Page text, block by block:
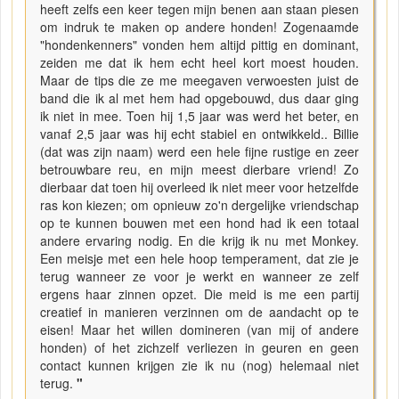
heeft zelfs een keer tegen mijn benen aan staan piesen
om indruk te maken op andere honden! Zogenaamde
"hondenkenners" vonden hem altijd pittig en dominant,
zeiden me dat ik hem echt heel kort moest houden.
Maar de tips die ze me meegaven verwoesten juist de
band die ik al met hem had opgebouwd, dus daar ging
ik niet in mee. Toen hij 1,5 jaar was werd het beter, en
vanaf 2,5 jaar was hij echt stabiel en ontwikkeld.. Billie
(dat was zijn naam) werd een hele fijne rustige en zeer
betrouwbare reu, en mijn meest dierbare vriend! Zo
dierbaar dat toen hij overleed ik niet meer voor hetzelfde
ras kon kiezen; om opnieuw zo'n dergelijke vriendschap
op te kunnen bouwen met een hond had ik een totaal
andere ervaring nodig. En die krijg ik nu met Monkey.
Een meisje met een hele hoop temperament, dat zie je
terug wanneer ze voor je werkt en wanneer ze zelf
ergens haar zinnen opzet. Die meid is me een partij
creatief in manieren verzinnen om de aandacht op te
eisen! Maar het willen domineren (van mij of andere
honden) of het zichzelf verliezen in geuren en geen
contact kunnen krijgen zie ik nu (nog) helemaal niet
terug. "